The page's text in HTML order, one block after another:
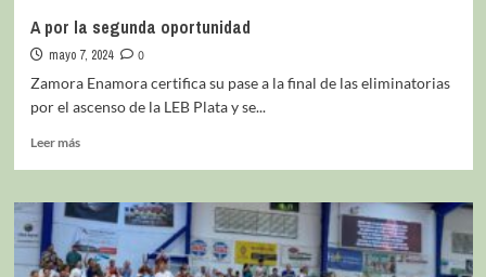
A por la segunda oportunidad
mayo 7, 2024
0
Zamora Enamora certifica su pase a la final de las eliminatorias
por el ascenso de la LEB Plata y se...
Leer más